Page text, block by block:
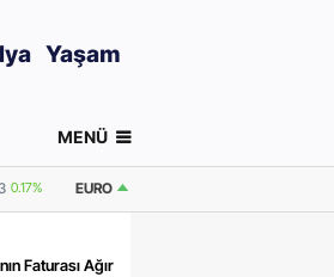
Yaşam
MENÜ
GRAM ALTIN 6.581,91
Faturası Ağır